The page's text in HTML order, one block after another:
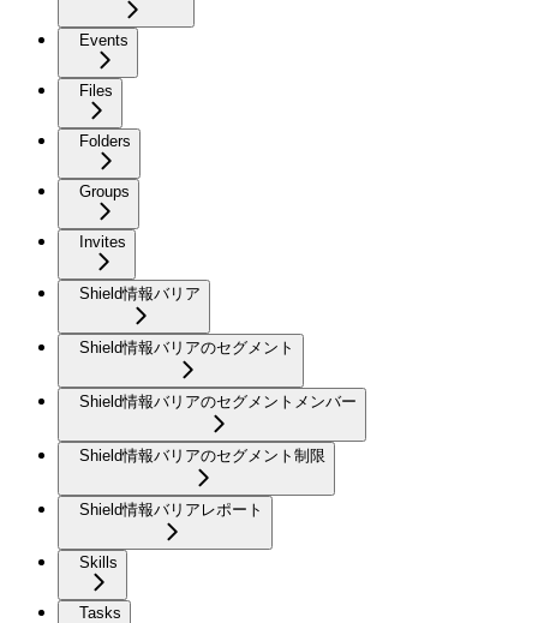
Events
Files
Folders
Groups
Invites
Shield情報バリア
Shield情報バリアのセグメント
Shield情報バリアのセグメントメンバー
Shield情報バリアのセグメント制限
Shield情報バリアレポート
Skills
Tasks